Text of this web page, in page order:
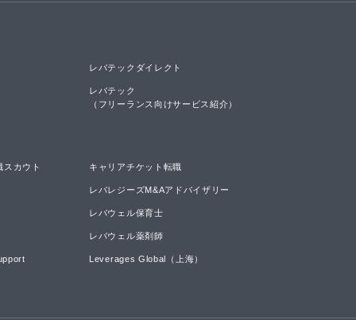
レバテックダイレクト
レバテック
（フリーランス向けサービス紹介）
スカウト キャリアチケット転職
レバレジーズM&Aアドバイザリー
レバウェル保育士
レバウェル薬剤師
Leverages Global（上海）